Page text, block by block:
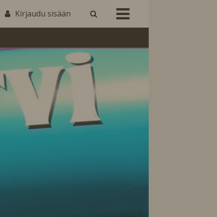
Kirjaudu sisään